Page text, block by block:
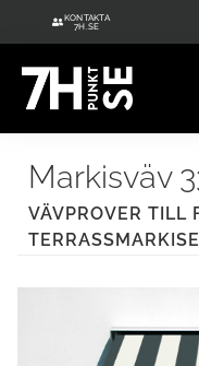
KONTAKTA
7H.SE
Markisväv
VÄVPROVER TILL